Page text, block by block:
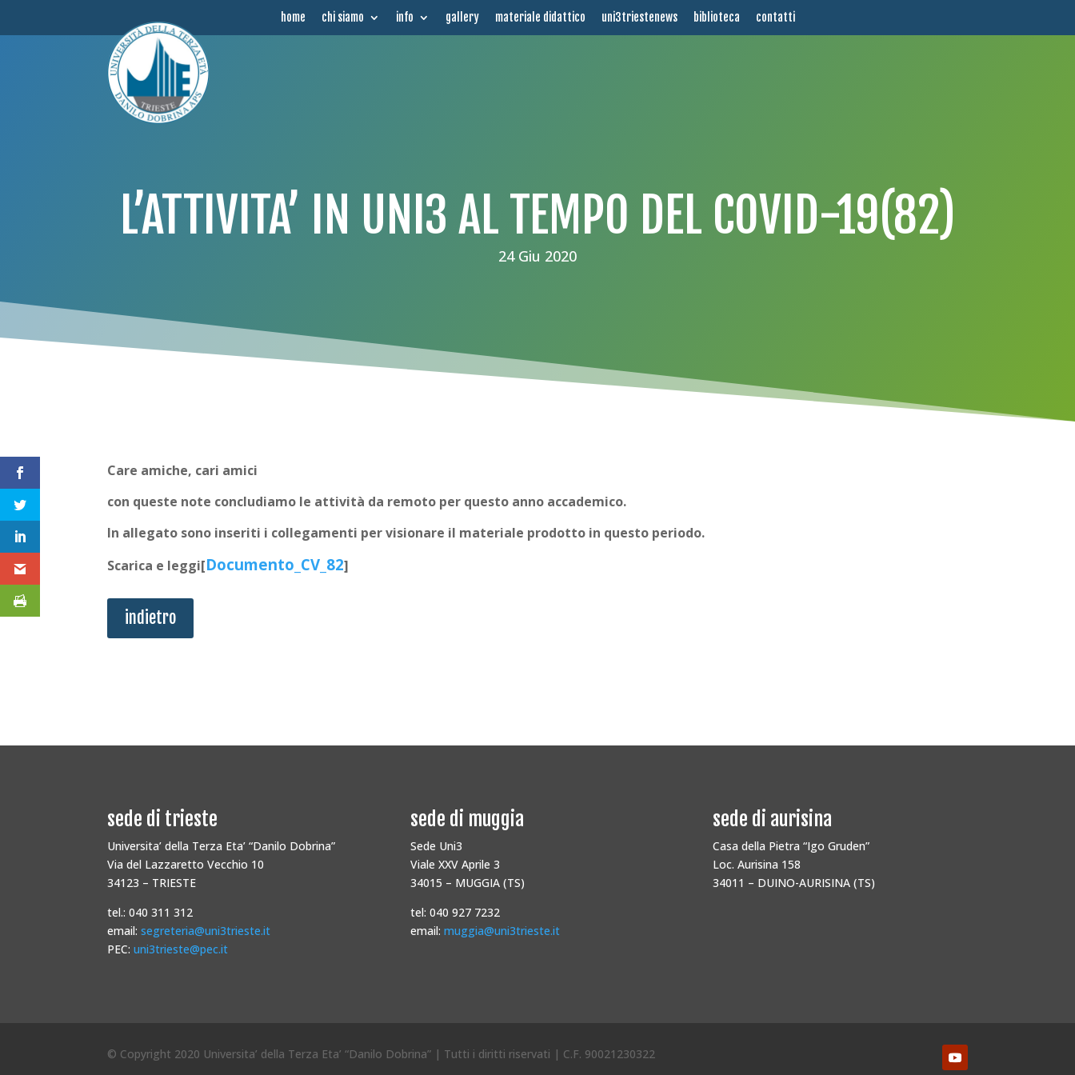
home chi siamo info gallery materiale didattico uni3triestenews biblioteca contatti
L’ATTIVITA’ IN UNI3 AL TEMPO DEL COVID-19(82)
24 Giu 2020
Care amiche, cari amici
con queste note concludiamo le attività da remoto per questo anno accademico.
In allegato sono inseriti i collegamenti per visionare il materiale prodotto in questo periodo.
Scarica e leggi[Documento_CV_82]
indietro
sede di trieste
Universita’ della Terza Eta’ “Danilo Dobrina”
Via del Lazzaretto Vecchio 10
34123 – TRIESTE
tel.: 040 311 312
email:segreteria@uni3trieste.it
PEC:uni3trieste@pec.it
sede di muggia
Sede Uni3
Viale XXV Aprile 3
34015 – MUGGIA (TS)
tel: 040 927 7232
email: muggia@uni3trieste.it
sede di aurisina
Casa della Pietra “Igo Gruden”
Loc. Aurisina 158
34011 – DUINO-AURISINA (TS)
© Copyright 2020 Universita’ della Terza Eta’ “Danilo Dobrina” | Tutti i diritti riservati | C.F. 90021230322